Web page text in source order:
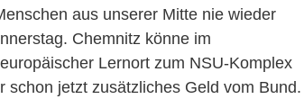
aus unserer Mitte nie wieder
Chemnitz könne im
Lernort zum NSU-Komplex
schon jetzt zusätzliches Geld vom Bund.